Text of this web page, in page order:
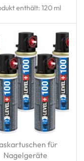
enthält: 120 ml
für
Nagelgeräte